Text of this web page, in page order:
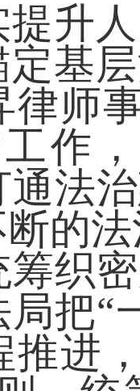
人
定基
律师
作
通法
的
密
把“
推进